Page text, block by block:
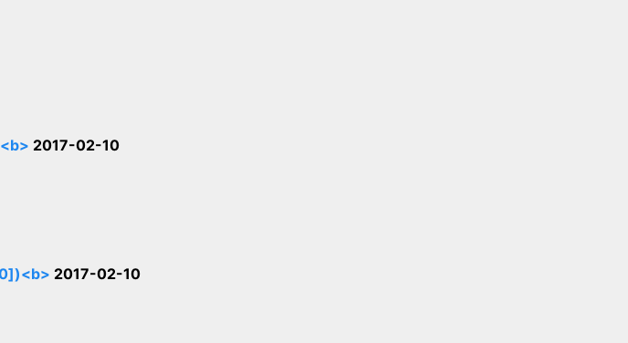
2017-02-10
2017-02-10